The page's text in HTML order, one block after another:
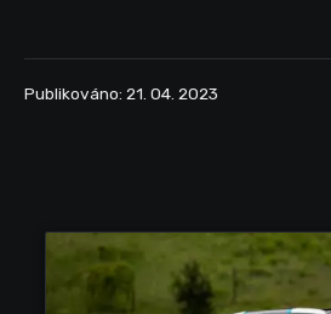
Publikováno: 21. 04. 2023